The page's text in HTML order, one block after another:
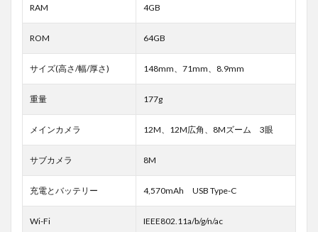
RAM 4GB
ROM 64GB
サイズ(高さ/幅/厚さ) 148mm、71mm、8.9mm
重量 177g
メインカメラ 12M、12M広角、8Mズーム 3眼
サブカメラ 8M
充電とバッテリー 4,570mAh USB Type-C
Wi-Fi IEEE802.11a/b/g/n/ac